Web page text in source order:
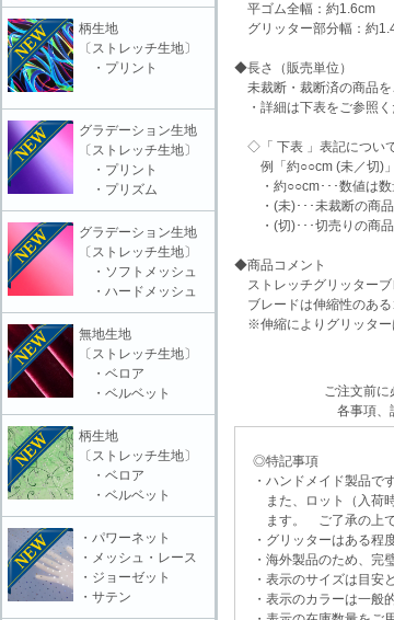
平ゴム全幅：約1.6cm
グリッター部分幅：約
◆長さ（販売単位）
未裁断・裁断済の商品を
・詳細は下表をご参照く
◇「 下表 」表記につい
例「約○○cm (未／切)
・約○○cm･･･数値は数
・(未)･･･未裁断の商品
・(切)･･･切売りの商品
◆商品コメント
ストレッチグリッターブ
ブレードは伸縮性のある
※伸縮によりグリッター
ご注文前に
各事項、
◎特記事項
・ハンドメイド製品で
また、ロット（入荷時
ます。 ご了承の上で
・グリッターはある程
・海外製品のため、完
・表示のサイズは目安
・表示のカラーは一般
柄生地
〔ストレッチ生地〕
・プリント
グラデーション生地
〔ストレッチ生地〕
・プリント
・プリズム
グラデーション生地
〔ストレッチ生地〕
・ソフトメッシュ
・ハードメッシュ
無地生地
〔ストレッチ生地〕
・ベロア
・ベルベット
柄生地
〔ストレッチ生地〕
・ベロア
・ベルベット
・パワーネット
・メッシュ・レース
・ジョーゼット
・サテン